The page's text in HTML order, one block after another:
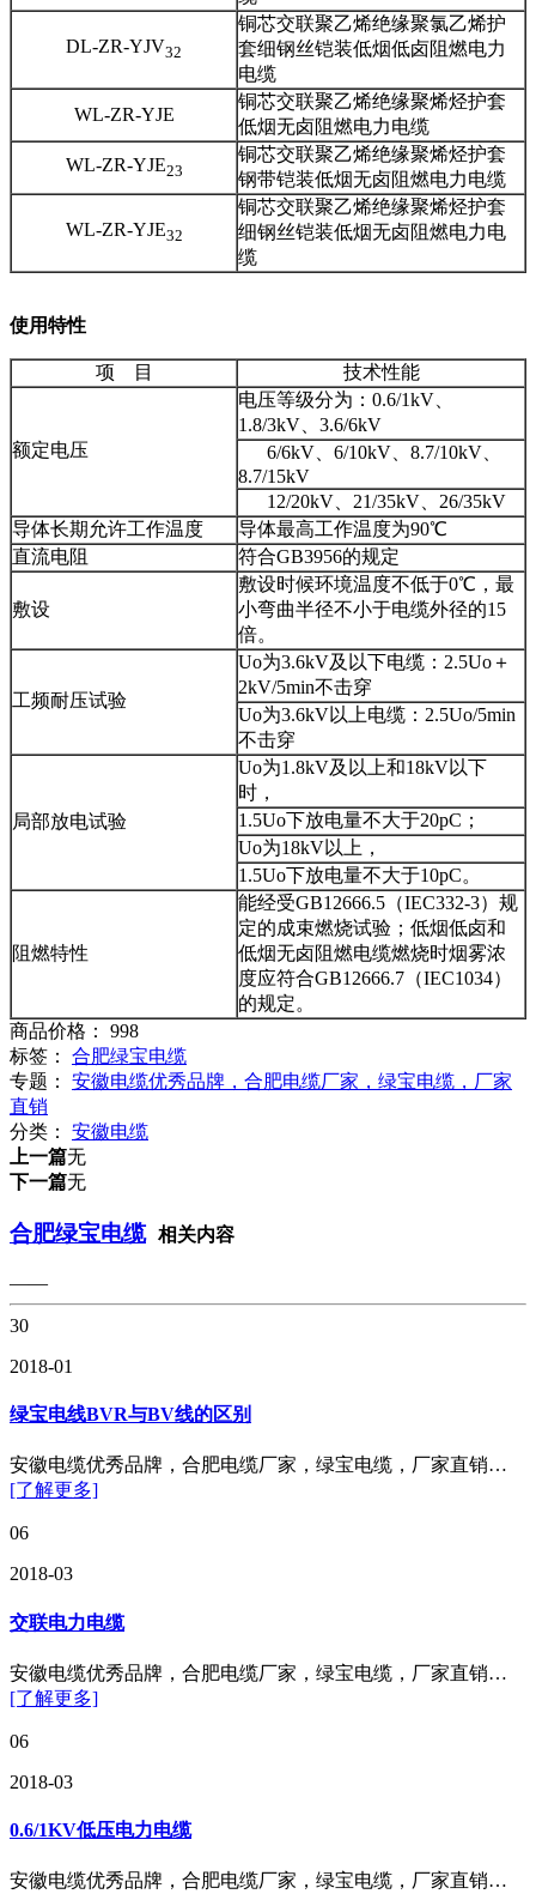
DL-ZR-YJV32
铜芯交联聚乙烯绝缘聚氯乙烯护
套细钢丝铠装低烟低卤阻燃电力
电缆
WL-ZR-YJE
铜芯交联聚乙烯绝缘聚烯烃护套
低烟无卤阻燃电力电缆
WL-ZR-YJE23
铜芯交联聚乙烯绝缘聚烯烃护套
钢带铠装低烟无卤阻燃电力电缆
WL-ZR-YJE32
铜芯交联聚乙烯绝缘聚烯烃护套
细钢丝铠装低烟无卤阻燃电力电
缆
使用特性
项 目 技术性能
额定电压
电压等级分为：0.6/1kV、
1.8/3kV、3.6/6kV
6/6kV、6/10kV、8.7/10kV、
8.7/15kV
12/20kV、21/35kV、26/35kV
导体长期允许工作温度
导体最高工作温度为90℃
直流电阻
符合GB3956的规定
敷设
敷设时候环境温度不低于0℃，最
小弯曲半径不小于电缆外径的15
倍。
工频耐压试验
Uo为3.6kV及以下电缆：2.5Uo＋
2kV/5min不击穿
Uo为3.6kV以上电缆：2.5Uo/5min
不击穿
局部放电试验
Uo为1.8kV及以上和18kV以下
时，
1.5Uo下放电量不大于20pC；
Uo为18kV以上，
1.5Uo下放电量不大于10pC。
阻燃特性
能经受GB12666.5（IEC332-3）规
定的成束燃烧试验；低烟低卤和
低烟无卤阻燃电缆燃烧时烟雾浓
度应符合GB12666.7（IEC1034）
的规定。
商品价格： 998
标签： 合肥绿宝电缆
专题： 安徽电缆优秀品牌，合肥电缆厂家，绿宝电缆，厂家
直销
分类： 安徽电缆
上一篇无
下一篇无
合肥绿宝电缆 相关内容
——
30
2018-01
绿宝电线BVR与BV线的区别
安徽电缆优秀品牌，合肥电缆厂家，绿宝电缆，厂家直销…
[了解更多]
06
2018-03
交联电力电缆
安徽电缆优秀品牌，合肥电缆厂家，绿宝电缆，厂家直销…
[了解更多]
06
2018-03
0.6/1KV低压电力电缆
安徽电缆优秀品牌，合肥电缆厂家，绿宝电缆，厂家直销…